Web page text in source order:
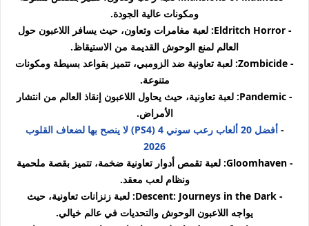
ومكونات عالية الجودة.
- Eldritch Horror: لعبة مغامرات وتعاون، حيث يسافر اللاعبون حول
العالم لمنع الوحوش القديمة من الاستيقاظ.
- Zombicide: لعبة تعاونية ضد الزومبي، تتميز بقواعد بسيطة ومكونات
متنوعة.
- Pandemic: لعبة تعاونية، حيث يحاول اللاعبون إنقاذ العالم من انتشار
الأمراض.
-
أفضل 20 ألعاب رعب سوني 4 (PS4) لا ينصح بها لضعاف القلوب
2026
- Gloomhaven: لعبة تقمص أدوار تعاونية ضخمة، تتميز بقصة ملحمية
ونظام لعب معقد.
- Descent: Journeys in the Dark: لعبة زنزانات تعاونية، حيث
يواجه اللاعبون الوحوش والتحديات في عالم خيالي.